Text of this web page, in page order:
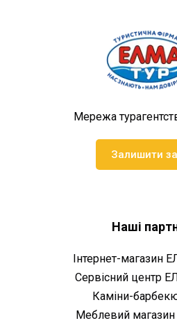
Мережа
Залишити
Наші
Інтернет-магазин
Сервісний центр
Каміни-
Меблевий